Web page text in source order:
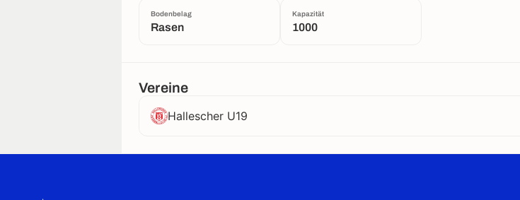
Bodenbelag
Rasen
Kapazität
1000
Vereine
Hallescher U19